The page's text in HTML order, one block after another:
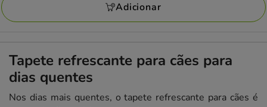
Adicionar
Tapete refrescante para cães para
dias quentes
Nos dias mais quentes, o tapete refrescante para cães é